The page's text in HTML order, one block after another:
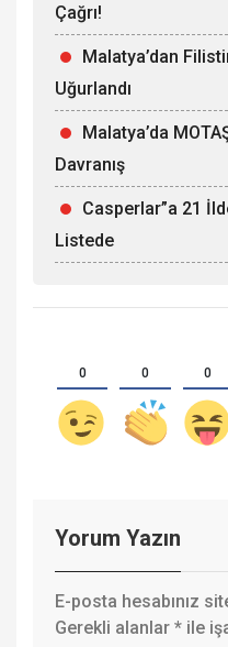
Çağrı!
Malatya’dan
Uğurlandı
Malatya’da
Davranış
Casperlar”a 21
Listede
0 0 0
Yorum Yazın
E-posta hesabınız
Gerekli alanlar * ile